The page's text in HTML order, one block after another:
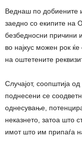
Веднаш по добиените
заедно со екипите на
безбедносни причини
во најкус можен рок
на оштетените
Случајот, соопштија
поднесени се
однесување,
неказнето, затоа што
имот што им припаѓа